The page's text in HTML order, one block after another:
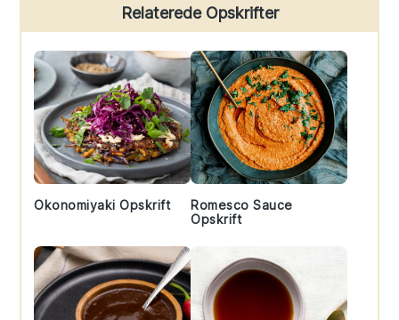
Sidebar
Relaterede Opskrifter
Okonomiyaki Opskrift
Romesco Sauce
Opskrift